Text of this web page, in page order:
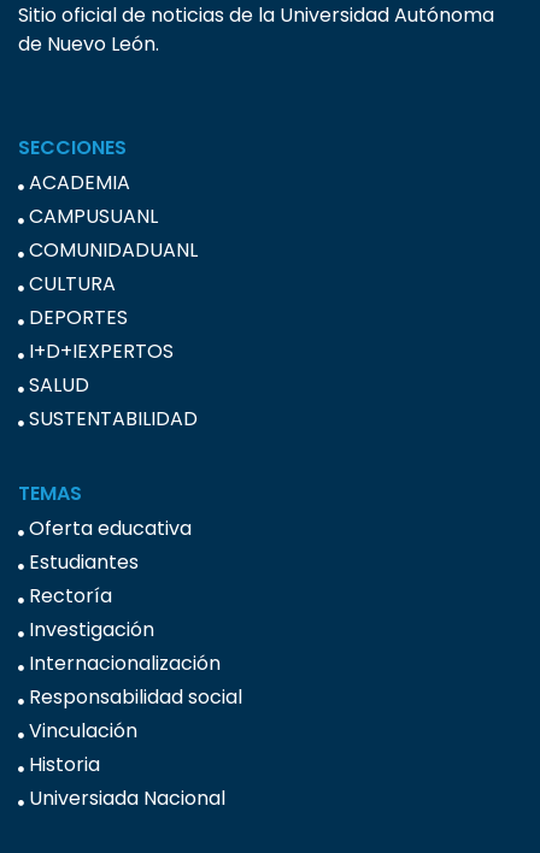
Sitio oficial de noticias de la Universidad Autónoma
de Nuevo León.
SECCIONES
ACADEMIA
CAMPUSUANL
COMUNIDADUANL
CULTURA
DEPORTES
I+D+IEXPERTOS
SALUD
SUSTENTABILIDAD
TEMAS
Oferta educativa
Estudiantes
Rectoría
Investigación
Internacionalización
Responsabilidad social
Vinculación
Historia
Universiada Nacional